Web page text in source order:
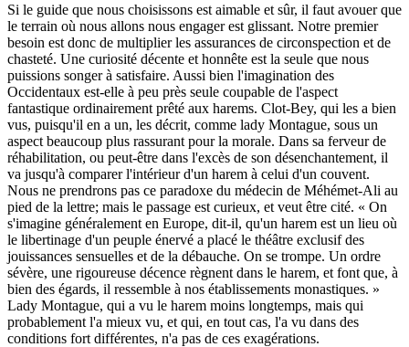
Si le guide que nous choisissons est aimable et sûr, il faut avouer que
le terrain où nous allons nous engager est glissant. Notre premier
besoin est donc de multiplier les assurances de circonspection et de
chasteté. Une curiosité décente et honnête est la seule que nous
puissions songer à satisfaire. Aussi bien l'imagination des
Occidentaux est-elle à peu près seule coupable de l'aspect
fantastique ordinairement prêté aux harems. Clot-Bey, qui les a bien
vus, puisqu'il en a un, les décrit, comme lady Montague, sous un
aspect beaucoup plus rassurant pour la morale. Dans sa ferveur de
réhabilitation, ou peut-être dans l'excès de son désenchantement, il
va jusqu'à comparer l'intérieur d'un harem à celui d'un couvent.
Nous ne prendrons pas ce paradoxe du médecin de Méhémet-Ali au
pied de la lettre; mais le passage est curieux, et veut être cité. « On
s'imagine généralement en Europe, dit-il, qu'un harem est un lieu où
le libertinage d'un peuple énervé a placé le théâtre exclusif des
jouissances sensuelles et de la débauche. On se trompe. Un ordre
sévère, une rigoureuse décence règnent dans le harem, et font que, à
bien des égards, il ressemble à nos établissements monastiques. »
Lady Montague, qui a vu le harem moins longtemps, mais qui
probablement l'a mieux vu, et qui, en tout cas, l'a vu dans des
conditions fort différentes, n'a pas de ces exagérations.